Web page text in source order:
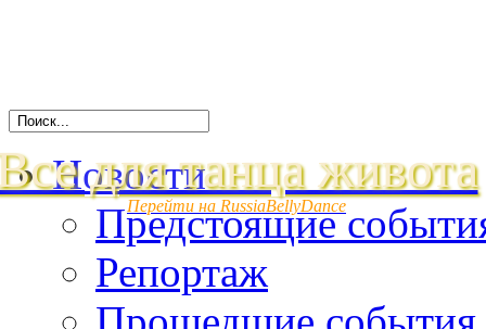
для танца живота
Перейти на RussiaBellyDance
Новости
Предстоящие
Репортаж